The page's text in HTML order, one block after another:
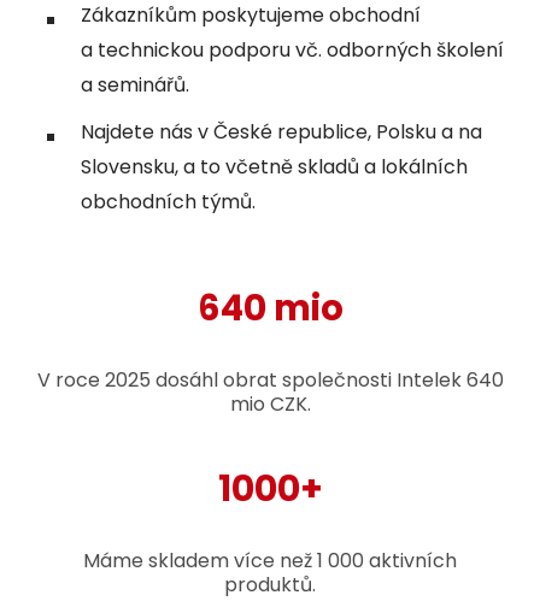
Zákazníkům poskytujeme obchodní
a technickou podporu vč. odborných školení
a seminářů.
Najdete nás v České republice, Polsku a na
Slovensku, a to včetně skladů a lokálních
obchodních týmů.
640 mio
V roce 2025 dosáhl obrat společnosti Intelek 640
mio CZK.
1000+
Máme skladem více než 1 000 aktivních
produktů.